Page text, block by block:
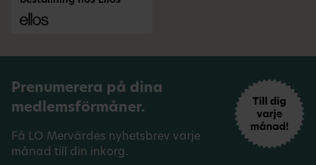
Prenumerera på dina
medlemsförmåner.
Få LO Mervärdes nyhetsbrev varje
månad till din inkorg.